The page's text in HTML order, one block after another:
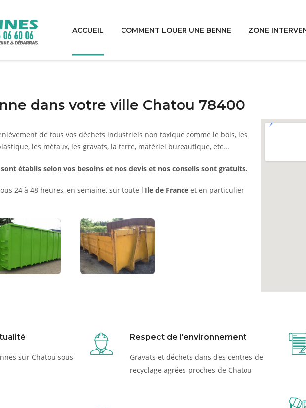
ACCUEIL COMMENT LOUER UNE BENNE ZONE
dans votre ville Chatou 78400
de tous vos déchets industriels non toxique comme le bois, les
les métaux, les gravats, la terre, matériel bureautique, etc...
établis selon vos besoins et nos devis et nos conseils sont gratuits.
24 à 48 heures, en semaine, sur toute l'Ile de France et en particulier
sur Chatou sous
Respect de l'environnement
Gravats et déchets dans des centres de
recyclage agrées proches de Chatou